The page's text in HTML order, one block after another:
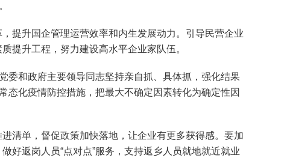
升国企管理运营效率和内生发展动力。引导民营企业
提升工程，努力建设高水平企业家队伍。
和政府主要领导同志坚持亲自抓、具体抓，强化结果
态化疫情防控措施，把最大不确定因素转化为确定性因
单，督促政策加快落地，让企业有更多获得感。要加
好返岗人员“点对点”服务，支持返乡人员就地就近就业